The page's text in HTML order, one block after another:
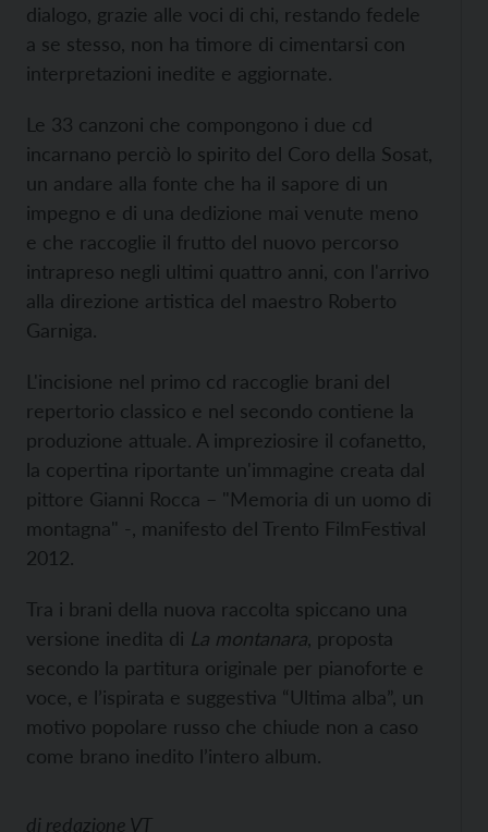
dialogo, grazie alle voci di chi, restando fedele
a se stesso, non ha timore di cimentarsi con
interpretazioni inedite e aggiornate.
Le 33 canzoni che compongono i due cd
incarnano perciò lo spirito del Coro della Sosat,
un andare alla fonte che ha il sapore di un
impegno e di una dedizione mai venute meno
e che raccoglie il frutto del nuovo percorso
intrapreso negli ultimi quattro anni, con l'arrivo
alla direzione artistica del maestro Roberto
Garniga.
L'incisione nel primo cd raccoglie brani del
repertorio classico e nel secondo contiene la
produzione attuale. A impreziosire il cofanetto,
la copertina riportante un'immagine creata dal
pittore Gianni Rocca – "Memoria di un uomo di
montagna" -, manifesto del Trento FilmFestival
2012.
Tra i brani della nuova raccolta spiccano una
versione inedita di La montanara , proposta
secondo la partitura originale per pianoforte e
voce, e l’ispirata e suggestiva “Ultima alba”, un
motivo popolare russo che chiude non a caso
come brano inedito l’intero album.
di redazione VT